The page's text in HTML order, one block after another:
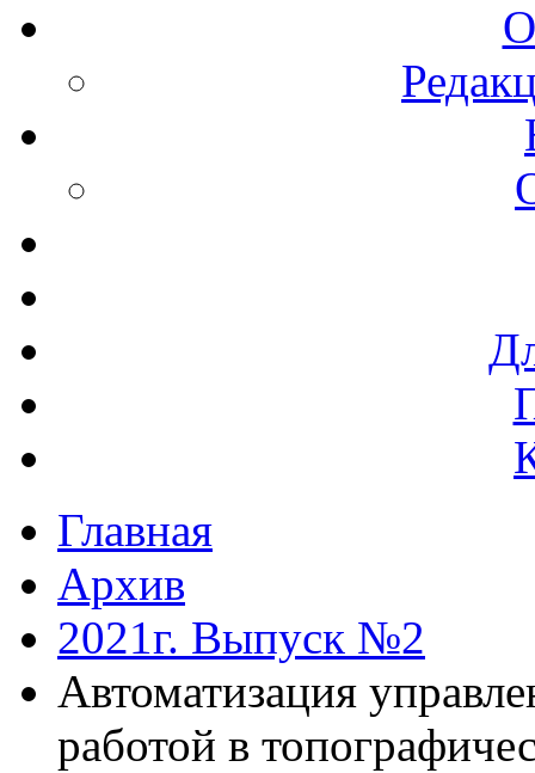
Главная
Архив
2021г. Выпуск №2
Автоматизация
работой в